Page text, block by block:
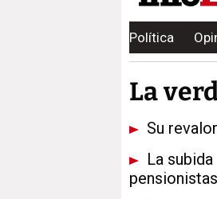
Política
La
Su
La
pensionistas